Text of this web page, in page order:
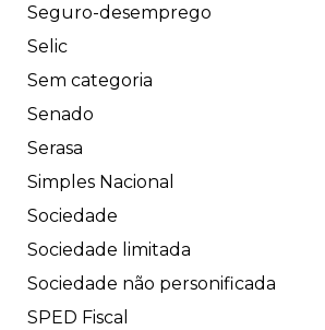
Seguro-desemprego
Selic
Sem categoria
Senado
Serasa
Simples Nacional
Sociedade
Sociedade limitada
Sociedade não personificada
SPED Fiscal